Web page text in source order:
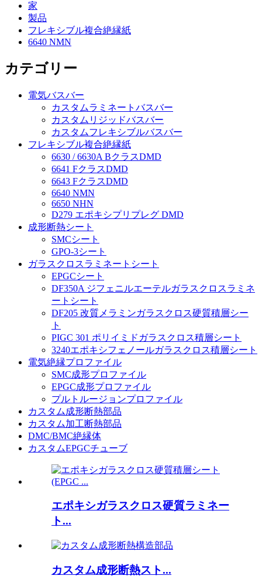
家
製品
フレキシブル複合絶縁紙
6640 NMN
カテゴリー
電気バスバー
カスタムラミネートバスバー
カスタムリジッドバスバー
カスタムフレキシブルバスバー
フレキシブル複合絶縁紙
6630 / 6630A BクラスDMD
6641 FクラスDMD
6643 FクラスDMD
6640 NMN
6650 NHN
D279 エポキシプリプレグ DMD
成形断熱シート
SMCシート
GPO-3シート
ガラスクロスラミネートシート
EPGCシート
DF350A ジフェニルエーテルガラスクロスラミネ
ートシート
DF205 改質メラミンガラスクロス硬質積層シー
ト
PIGC 301 ポリイミドガラスクロス積層シート
3240エポキシフェノールガラスクロス積層シート
電気絶縁プロファイル
SMC成形プロファイル
EPGC成形プロファイル
プルトルージョンプロファイル
カスタム成形断熱部品
カスタム加工断熱部品
DMC/BMC絶縁体
カスタムEPGCチューブ
エポキシガラスクロス硬質ラミネー
ト...
カスタム成形断熱スト...